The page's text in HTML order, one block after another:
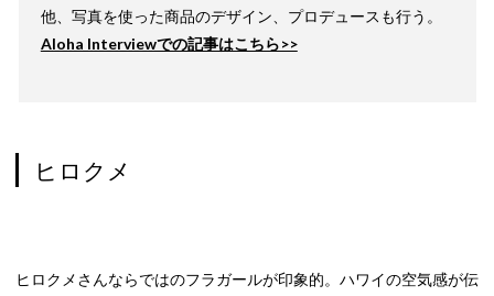
他、写真を使った商品のデザイン、プロデュースも行う。
Aloha Interviewでの記事はこちら>>
ヒロクメ
ヒロクメさんならではのフラガールが印象的。ハワイの空気感が伝